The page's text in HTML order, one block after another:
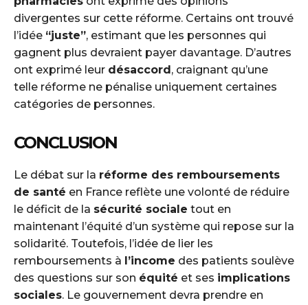
divergentes sur cette réforme. Certains ont trouvé
l’idée “juste”, estimant que les personnes qui
gagnent plus devraient payer davantage. D’autres
ont exprimé leur désaccord , craignant qu’une
telle réforme ne pénalise uniquement certaines
catégories de personnes.
CONCLUSION
Le débat sur la réforme des remboursements
de santé en France reflète une volonté de réduire
le déficit de la sécurité sociale tout en
maintenant l’équité d’un système qui repose sur la
solidarité. Toutefois, l’idée de lier les
remboursements à l’income des patients soulève
des questions sur son équité et ses implications
sociales. Le gouvernement devra prendre en